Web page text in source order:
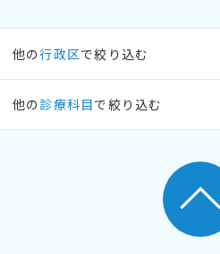
他の行政区で絞り込む
他の 診療科目で絞り込む